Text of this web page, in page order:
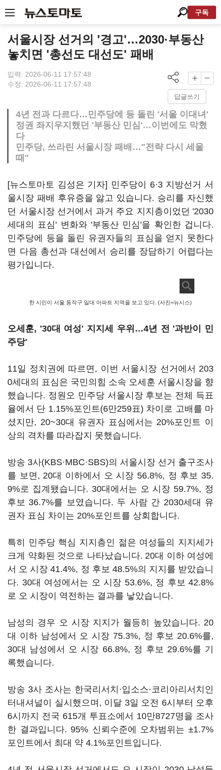
구독
서울시장 선거의 '경고'…2030·부동산
놓치면 '총선도 대선도' 패배
입력: 2026-06-11 17:57:48
수정: 2026-06-11 17:57:48
답글쓰기
4년 전과 다르다…민주당에 등 돌린 '서울 이대녀'
정권 좌지우지했던 '부동산 민심'…이번에도 막혔
다
민주당, 쓰라린 서울시장 패배…"전략 다시 세울
때"
[뉴스토마토 김성은 기자] 민주당이 6·3 지방선거 서
울시장 패배 후유증을 앓고 있습니다. 승리를 자신했
던 서울시장 선거에서 과거 주요 지지층이었던 '2030
세대의 표심' 변화와 '부동산 민심'을 확인한 겁니다.
민주당에 등을 돌린 유권자들의 표심을 얻지 못한다
면 다음 총선과 대선에서 승리를 장담하기 어렵다는
평가입니다.
한 시민이 서울 동작구 일대 아파트 지역을 보고 있다. (사진=뉴시스)
오세훈, '30대 여성' 지지세 우위…4년 전 '과반이 민
주당'
11일 정치권에 따르면, 이번 서울시장 선거에서 203
0세대의 표심은 국민의힘 소속 오세훈 서울시장을 향
했습니다. 정원오 민주당 서울시장 후보는 전체 득표
율에서 단 1.15%포인트(6만259표) 차이로 고배를 마
셨지만, 20~30대 유권자 표심에서는 20%포인트 이
상의 격차를 따라잡지 못했습니다.
방송 3사(KBS·MBC·SBS)의 서울시장 선거 출구조사
를 보면, 20대 이하에서 오 시장 56.8%, 정 후보 35.
9%로 집계됐습니다. 30대에서는 오 시장 59.7%, 정
후보 36.7%를 보였습니다. 두 사람 간 2030세대 유
권자 표심 차이는 20%포인트를 상회합니다.
특히 민주당 핵심 지지층인 젊은 여성들의 지지세가
크게 약화된 것으로 나타났습니다. 20대 이하 여성에
서 오 시장 41.4%, 정 후보 48.5%의 지지를 받았습니
다. 30대 여성에서는 오 시장 53.6%, 정 후보 42.8%
로 오 시장이 역전하는 결과를 낳았습니다.
남성의 경우 오 시장 지지가 월등히 높았습니다. 20
대 이하 남성에서 오 시장 75.3%, 정 후보 20.6%를,
30대 남성에서 오 시장 66.8%, 정 후보 29.6%를 기
록했습니다.
방송 3사 조사는 한국리서치·입소스·코리아리서치인
터내셔널이 실시했으며, 이달 3일 오전 6시부터 오후
6시까지 전국 615개 투표소에서 10만8727명을 조사
한 결과입니다. 95% 신뢰수준에 오차범위는 ±1.7%
포인트에서 최대 약 4.1%포인트입니다.